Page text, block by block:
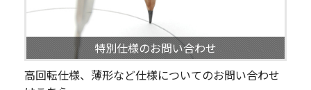
特別仕様のお問い合わせ
高回転仕様、薄形など仕様についてのお問い合わせ